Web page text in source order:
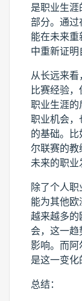
是职业生
部分。通
能在未来
中重新证明
从长远来
比赛经验
职业生涯
职业机会
的基础。
尔联赛的
未来的职业
除了个人
能为其他
越来越多
会，这一
影响。而
是这一变化
总结：